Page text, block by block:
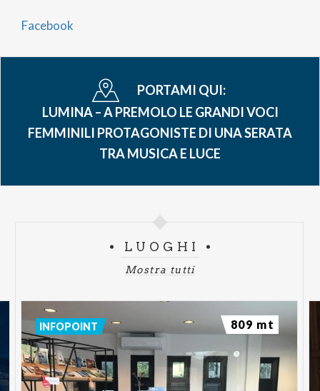
Facebook
PORTAMI QUI:
LUMINA – A PREMOLO LE GRANDI VOCI
FEMMINILI PROTAGONISTE DI UNA SERATA
TRA MUSICA E LUCE
LUOGHI
Mostra tutti
INFOPOINT 809 mt